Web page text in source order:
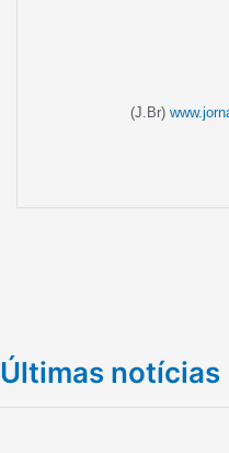
(J.Br)
Últimas notícias